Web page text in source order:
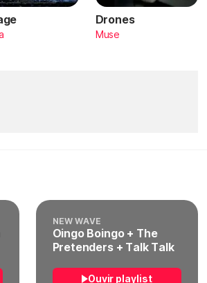
Drones
Muse
NEW WAVE
Oingo Boingo + The
Pretenders + Talk Talk
Ouvir playlist